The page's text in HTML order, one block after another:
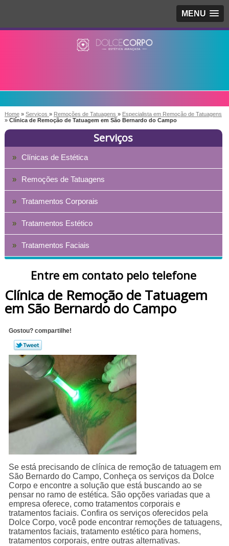
MENU
Home » Serviços » Remoções de Tatuagens » Especialista em Remoção de Tatuagens
» Clínica de Remoção de Tatuagem em São Bernardo do Campo
Serviços
Clínicas de Estética
Remoções de Tatuagens
Tratamentos Corporais
Tratamentos Estético
Tratamentos Faciais
Entre em contato pelo telefone
Clínica de Remoção de Tatuagem
em São Bernardo do Campo
Gostou? compartilhe!
Se está precisando de clínica de remoção de tatuagem em
São Bernardo do Campo, Conheça os serviços da Dolce
Corpo e encontre a solução que está buscando ao se
pensar no ramo de estética. São opções variadas que a
empresa oferece, como tratamentos corporais e
tratamentos faciais. Confira os serviços oferecidos pela
Dolce Corpo, você pode encontrar remoções de tatuagens,
tratamentos faciais, tratamento estético para homens,
tratamentos corporais, entre outras alternativas.